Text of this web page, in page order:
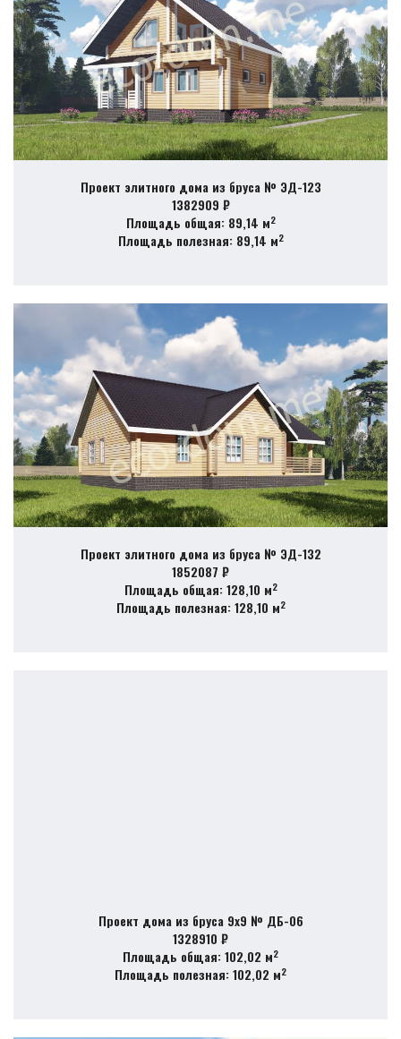
Проект элитного дома из бруса № ЭД-123
1382909 ₽
Площадь общая: 89,14 м2
Площадь полезная: 89,14 м2
Проект элитного дома из бруса № ЭД-132
1852087 ₽
Площадь общая: 128,10 м2
Площадь полезная: 128,10 м2
Проект дома из бруса 9х9 № ДБ-06
1328910 ₽
Площадь общая: 102,02 м2
Площадь полезная: 102,02 м2